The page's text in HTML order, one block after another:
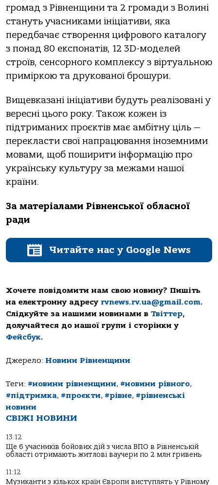
громад з Рівненщини та 2 громади з Волині
стануть учасниками ініціативи, яка
передбачає створення цифрового каталогу
з понад 80 експонатів, 12 3D-моделей
строїв, сенсорного комплексу з віртуальною
приміркою та друкованої брошури.
Вищевказані ініціативи будуть реалізовані у
вересні цього року. Також кожен із
підтриманих проєктів має амбітну ціль —
перекласти свої напрацювання іноземними
мовами, щоб поширити інформацію про
українську культуру за межами нашої
країни.
За матеріалами Рівненської обласної
ради
Читайте нас у Google News
Хочете повідомити нам свою новину? Пишіть
на електронну адресу rvnews.rv.ua@gmail.com.
Слідкуйте за нашими новинами в Твіттер,
долучайтеся до нашої групи і сторінки у
Фейсбук.
Джерело: Новини Рівненщини
Теги: #новини рівненщини, #новини рівного,
#підтримка, #проєкти, #рівне, #рівненські
новини
СВІЖІ НОВИНИ
13:12
Ще 6 учасників бойових дій з числа ВПО в Рівненській
області отримають житлові ваучери по 2 млн гривень
11:12
Музиканти з кількох країн Європи виступлять у Рівному